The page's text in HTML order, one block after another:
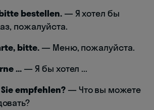
bestellen.— Я хотел бы
пожалуйста.
bitte.— Меню, пожалуйста.
... — Я бы хотел ...
empfehlen?— Что вы можете